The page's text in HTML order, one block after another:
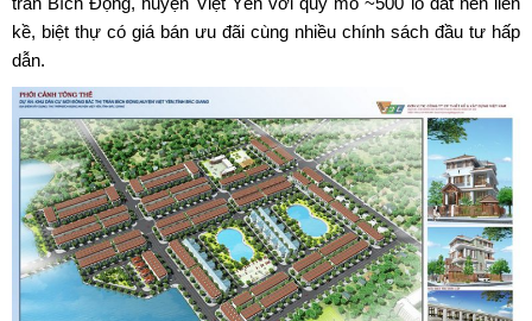
kề, biệt thự có giá bán ưu đãi cùng nhiều chính sách đầu tư hấp
dẫn.